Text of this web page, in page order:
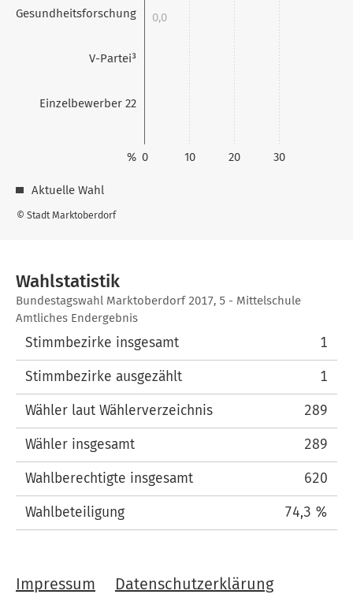
Gesundheitsforschung
V-Partei³
Einzelbewerber 22
0 10 20 30
%
0,0
© Stadt Marktoberdorf
Aktuelle Wahl
Wahlstatistik
Wahlstatistik
Bundestagswahl Marktoberdorf 2017, 5 - Mittelschule
Amtliches Endergebnis
Stimmbezirke insgesamt 1
Stimmbezirke ausgezählt 1
Wähler laut Wählerverzeichnis 289
Wähler insgesamt 289
Wahlberechtigte insgesamt 620
Wahlbeteiligung 74,3 %
Impressum Datenschutzerklärung